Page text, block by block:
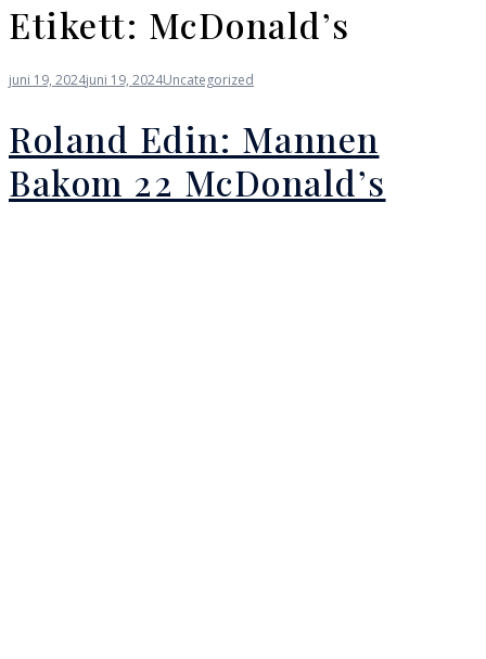
Etikett: McDonald’s
juni 19, 2024juni 19, 2024Uncategorized
Roland Edin: Mannen
Bakom 22 McDonald’s